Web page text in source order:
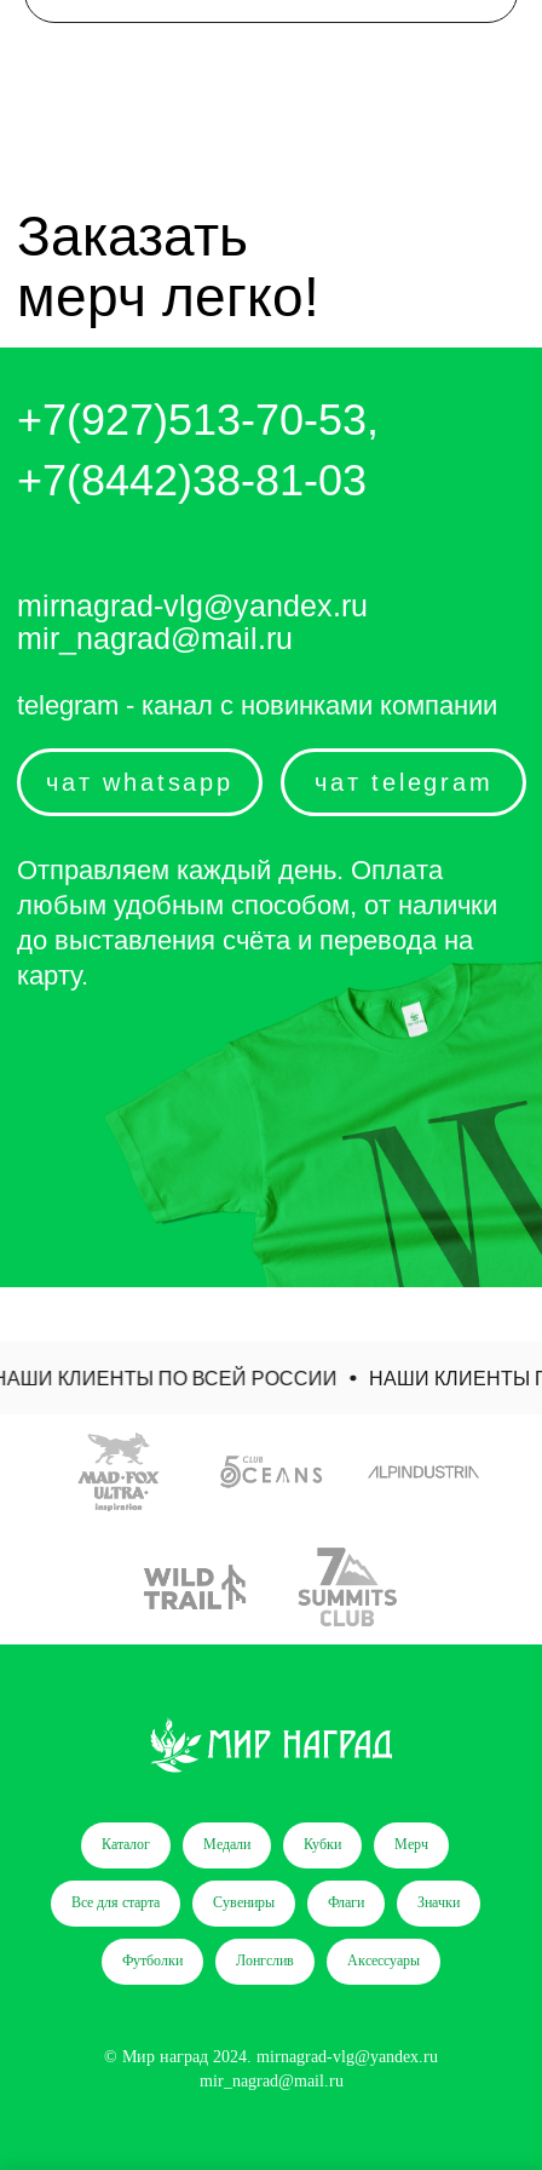
карту.
КЛИЕНТЫ ПО ВСЕЙ РОССИИ НАШИ КЛИЕНТЫ
Каталог Медали Кубки Мерч
Все для старта Сувениры Флаги Значки
Футболки Лонгслив Аксессуары
© Мир наград 2024. mirnagrad-vlg@yandex.ru
mir_nagrad@mail.ru